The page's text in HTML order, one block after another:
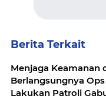
Berita Terkait
Menjaga Keamanan
Berlangsungnya
Lakukan Patroli